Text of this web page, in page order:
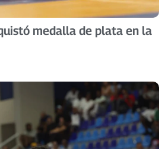
medalla de plata en la